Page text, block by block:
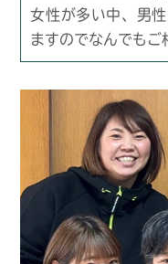
女性が多い中、男
ますのでなんでもご